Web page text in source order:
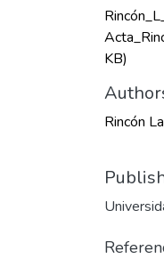
KB)
Rincón